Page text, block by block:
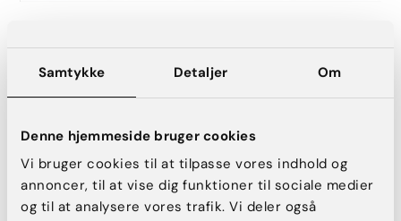
Samtykke Detaljer Om
Denne hjemmeside bruger cookies
Vi bruger cookies til at tilpasse vores indhold og
annoncer, til at vise dig funktioner til sociale medier
og til at analysere vores trafik. Vi deler også
Hvad er rippling?
Rippling er en komplikation, der kan opstå efter en
brystforstørrelse, hvor implantatet danner bølger eller
Det ses typisk som ujævne overflader eller folder på
brystet, især når huden er tynd eller stram.
Rippling opstår oftest, når der er utilstrækkelig dækning af
brystvæv over implantatet, hvilket kan ske hvis implantatet